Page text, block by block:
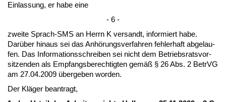
Ein­las­sung, er ha­be ei­ne
- 6 -
zwei­te Sprach-SMS an Herrn K ver­sandt, in­for­miert ha­be.
Darüber hin­aus sei das Anhörungs­ver­fah­ren feh­ler­haft ab­ge­lau­
fen. Das In­for­ma­ti­ons­schrei­ben sei nicht dem Be­triebs­rats­vor­
sit­zen­den als Emp­fangs­be­rech­tig­ten gemäß § 26 Abs. 2 Be­trVG
am 27.04.2009 über­ge­ben wor­den.
Der Kläger be­an­tragt,